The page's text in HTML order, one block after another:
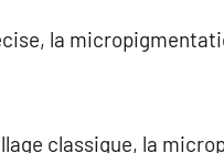
la
classique, la